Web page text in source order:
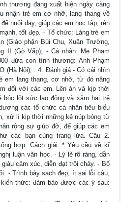
thương đang xuất hiện ngày càng
nhận trẻ em cơ nhỡ, lang thang về
nuôi dạy, giúp các em học tập, rèn
tốt đẹp. - Tổ chức: Làng trẻ em
(Giáo phận Bùi Chu, Xuân Trường,
II (Gò Vấp); - Cá nhân: Mẹ Phạm
đứa con tình thương: Anh Phạm
(Hà Nội); . 4. Đánh giá - Có cái nhìn
em lang thang, cơ nhỡ, từ đó nâng
đối với các em. Lên án và kịp thời
bóc lột sức lao động và xâm hại trẻ
các tổ chức cá nhân tiêu biểu
xử lí kịp thời những kẻ núp bóng từ
rộng sự giúp đỡ, để giúp các em
các bạn cùng trang lứa. Câu 2.
hợp. Cách giải: * Yêu cầu về kĩ
luận văn học. - Lý lẽ rõ ràng, dẫn
cảm xúc, diễn đạt trôi chảy. - Bố
- Trình bày sạch đẹp; ít sai lỗi câu,
thức: đảm bảo được các ý sau: